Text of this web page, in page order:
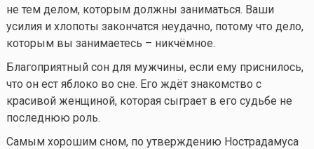
не тем делом, которым должны заниматься. Ваши
усилия и хлопоты закончатся неудачно, потому что дело,
которым вы занимаетесь – никчёмное.
Благоприятный сон для мужчины, если ему приснилось,
что он ест яблоко во сне. Его ждёт знакомство с
красивой женщиной, которая сыграет в его судьбе не
последнюю роль.
Самым хорошим сном, по утверждению Нострадамуса